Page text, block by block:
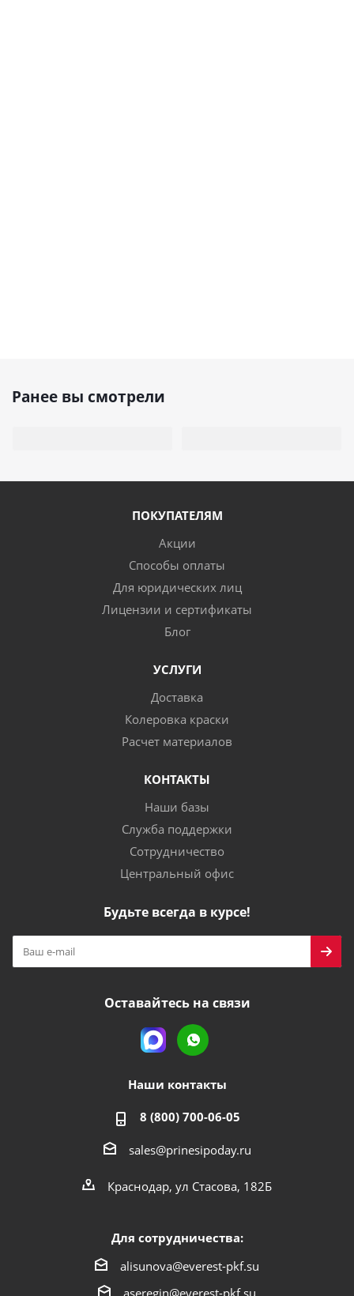
Ранее вы смотрели
ПОКУПАТЕЛЯМ
Акции
Способы оплаты
Для юридических лиц
Лицензии и сертификаты
Блог
УСЛУГИ
Доставка
Колеровка краски
Расчет материалов
КОНТАКТЫ
Наши базы
Служба поддержки
Сотрудничество
Центральный офис
Будьте всегда в курсе!
Оставайтесь на связи
Наши контакты
8 (800) 700-06-05
sales@prinesipoday.ru
Краснодар, ул Стасова, 182Б
Для сотрудничества:
alisunova@everest-pkf.su
aseregin@everest-pkf.su